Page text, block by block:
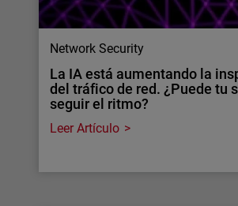
Network Security
La IA está aumentando la
del tráfico de red. ¿Puede tu
seguir el ritmo?
Leer Artículo